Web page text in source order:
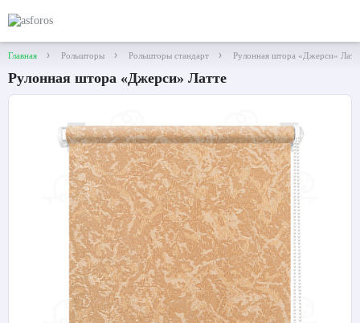
Главная Рольшторы Рольшторы стандарт Рулонная штора «Джерси»
Рулонная штора «Джерси» Латте